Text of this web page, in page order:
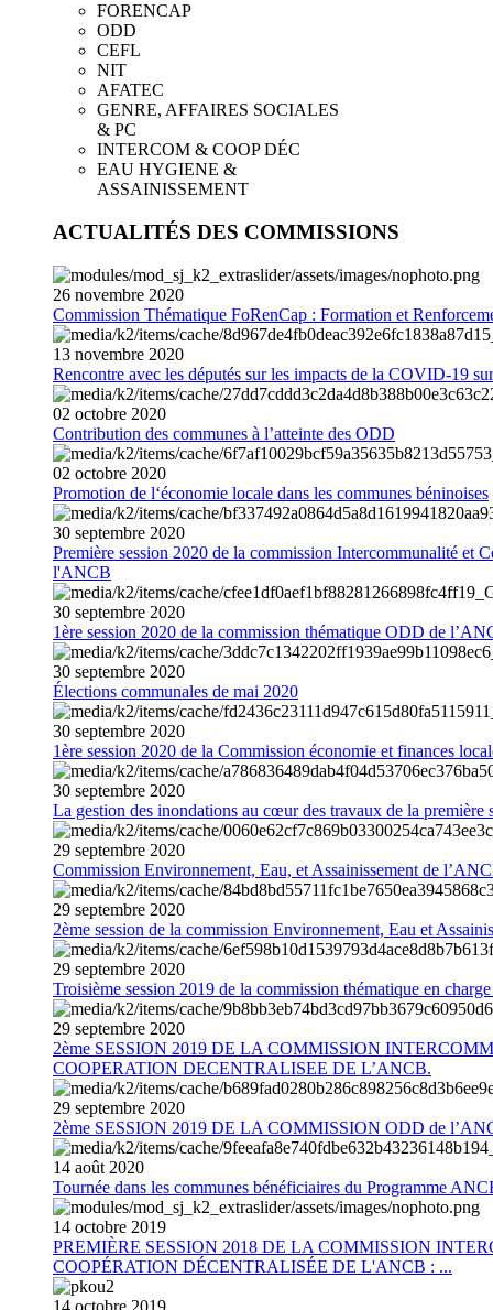
FORENCAP
ODD
CEFL
NIT
AFATEC
GENRE, AFFAIRES SOCIALES
& PC
INTERCOM & COOP DÉC
EAU HYGIENE &
ASSAINISSEMENT
ACTUALITÉS DES COMMISSIONS
26 novembre 2020
Commission Thématique FoRenCap : Formation et
13 novembre 2020
Rencontre avec les députés sur les impacts de la COVID-19
02 octobre 2020
Contribution des communes à l’atteinte des ODD
02 octobre 2020
Promotion de l‘économie locale dans les communes béninoises
30 septembre 2020
Première session 2020 de la commission Intercommunalité et
l'ANCB
30 septembre 2020
1ère session 2020 de la commission thématique ODD de
30 septembre 2020
Élections communales de mai 2020
30 septembre 2020
1ère session 2020 de la Commission économie et finances
30 septembre 2020
La gestion des inondations au cœur des travaux de la première
29 septembre 2020
Commission Environnement, Eau, et Assainissement de
29 septembre 2020
2ème session de la commission Environnement, Eau et
29 septembre 2020
Troisième session 2019 de la commission thématique en
29 septembre 2020
2ème SESSION 2019 DE LA COMMISSION
COOPERATION DECENTRALISEE DE L’ANCB.
29 septembre 2020
2ème SESSION 2019 DE LA COMMISSION ODD de
14 août 2020
Tournée dans les communes bénéficiaires du Programme
14 octobre 2019
PREMIÈRE SESSION 2018 DE LA COMMISSION
COOPÉRATION DÉCENTRALISÉE DE L'ANCB : ...
14 octobre 2019